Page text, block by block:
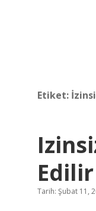
Etiket:
Edilir
Tarih: Şubat 11,